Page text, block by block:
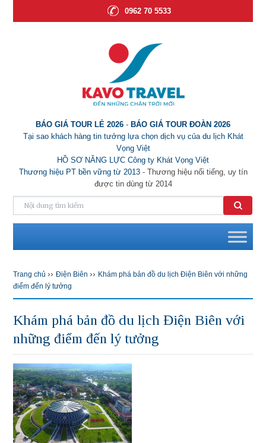
0962 70 5533
BÁO GIÁ TOUR LẺ 2026 - BÁO GIÁ TOUR ĐOÀN 2026
Tại sao khách hàng tin tưởng lựa chọn dịch vụ của du lịch Khát
Vọng Việt
HỒ SƠ NĂNG LỰC Công ty Khát Vọng Việt
Thương hiệu PT bền vững từ 2013- Thương hiệu nổi tiếng, uy tín
được tin dùng từ 2014
Trang chủ ››Điện Biên ›› Khám phá bản đồ du lịch Điện Biên với những
điểm đến lý tưởng
Khám phá bản đồ du lịch Điện Biên với
những điểm đến lý tưởng